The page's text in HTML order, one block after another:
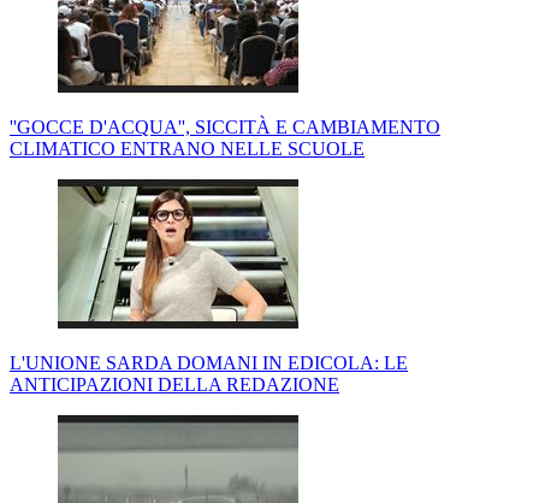
''GOCCE D'ACQUA'', SICCITÀ E CAMBIAMENTO
CLIMATICO ENTRANO NELLE SCUOLE
L'UNIONE SARDA DOMANI IN EDICOLA: LE
ANTICIPAZIONI DELLA REDAZIONE